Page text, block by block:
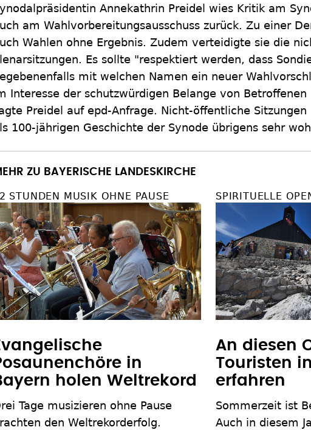
Annekathrin Preidel wies Kritik am
am Wahlvorbereitungsausschuss zurück. Zu einer
Wahlen ohne Ergebnis. Zudem verteidigte sie die
Es sollte "respektiert werden, dass
mit welchen Namen ein neuer
Interesse der schutzwürdigen Belange von
Preidel auf epd-Anfrage. Nicht-öffentliche
100-jährigen Geschichte der Synode übrigens sehr
ZU BAYERISCHE LANDESKIRCHE
STUNDEN MUSIK OHNE PAUSE
in
holen Weltrekord
Tage musizieren ohne Pause
den Weltrekorderfolg.
SPIRITUELLE
An diesen
Touristen
erfahren
Sommerzeit ist
Auch in diesem